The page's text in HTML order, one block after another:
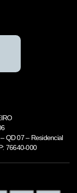
QD 07 – Residencial
76640-000